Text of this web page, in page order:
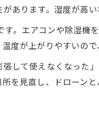
あります。湿度が高
。エアコンや除湿機
度が上がりやすいので
して使えなくなっ
を見直し、ドローン